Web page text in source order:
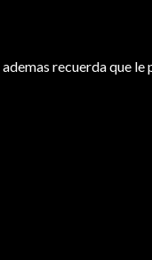
recuerda que